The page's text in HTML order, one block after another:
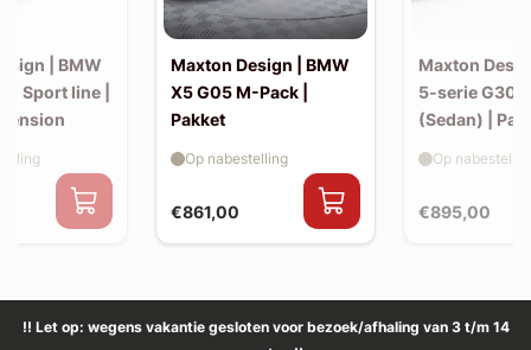
| BMW
Sport line |
Maxton Design | BMW
X5 G05 M-Pack |
Pakket
€861,00
Op nabestelling
Maxton
5-serie G30
(Sedan) |
€895,00
Op
!! Let op: wegens vakantie gesloten voor bezoek/afhaling van 3 t/m 14